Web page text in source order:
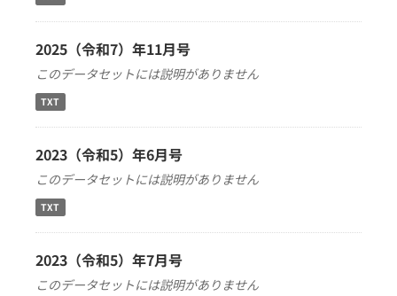
2025（令和7）年11月号
このデータセットには説明がありません
TXT
2023（令和5）年6月号
このデータセットには説明がありません
TXT
2023（令和5）年7月号
このデータセットには説明がありません